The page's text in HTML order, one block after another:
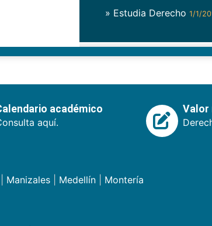
» Estudia Derecho 1/1/
académico
aquí.
Valor
Manizales| Medellín| Montería